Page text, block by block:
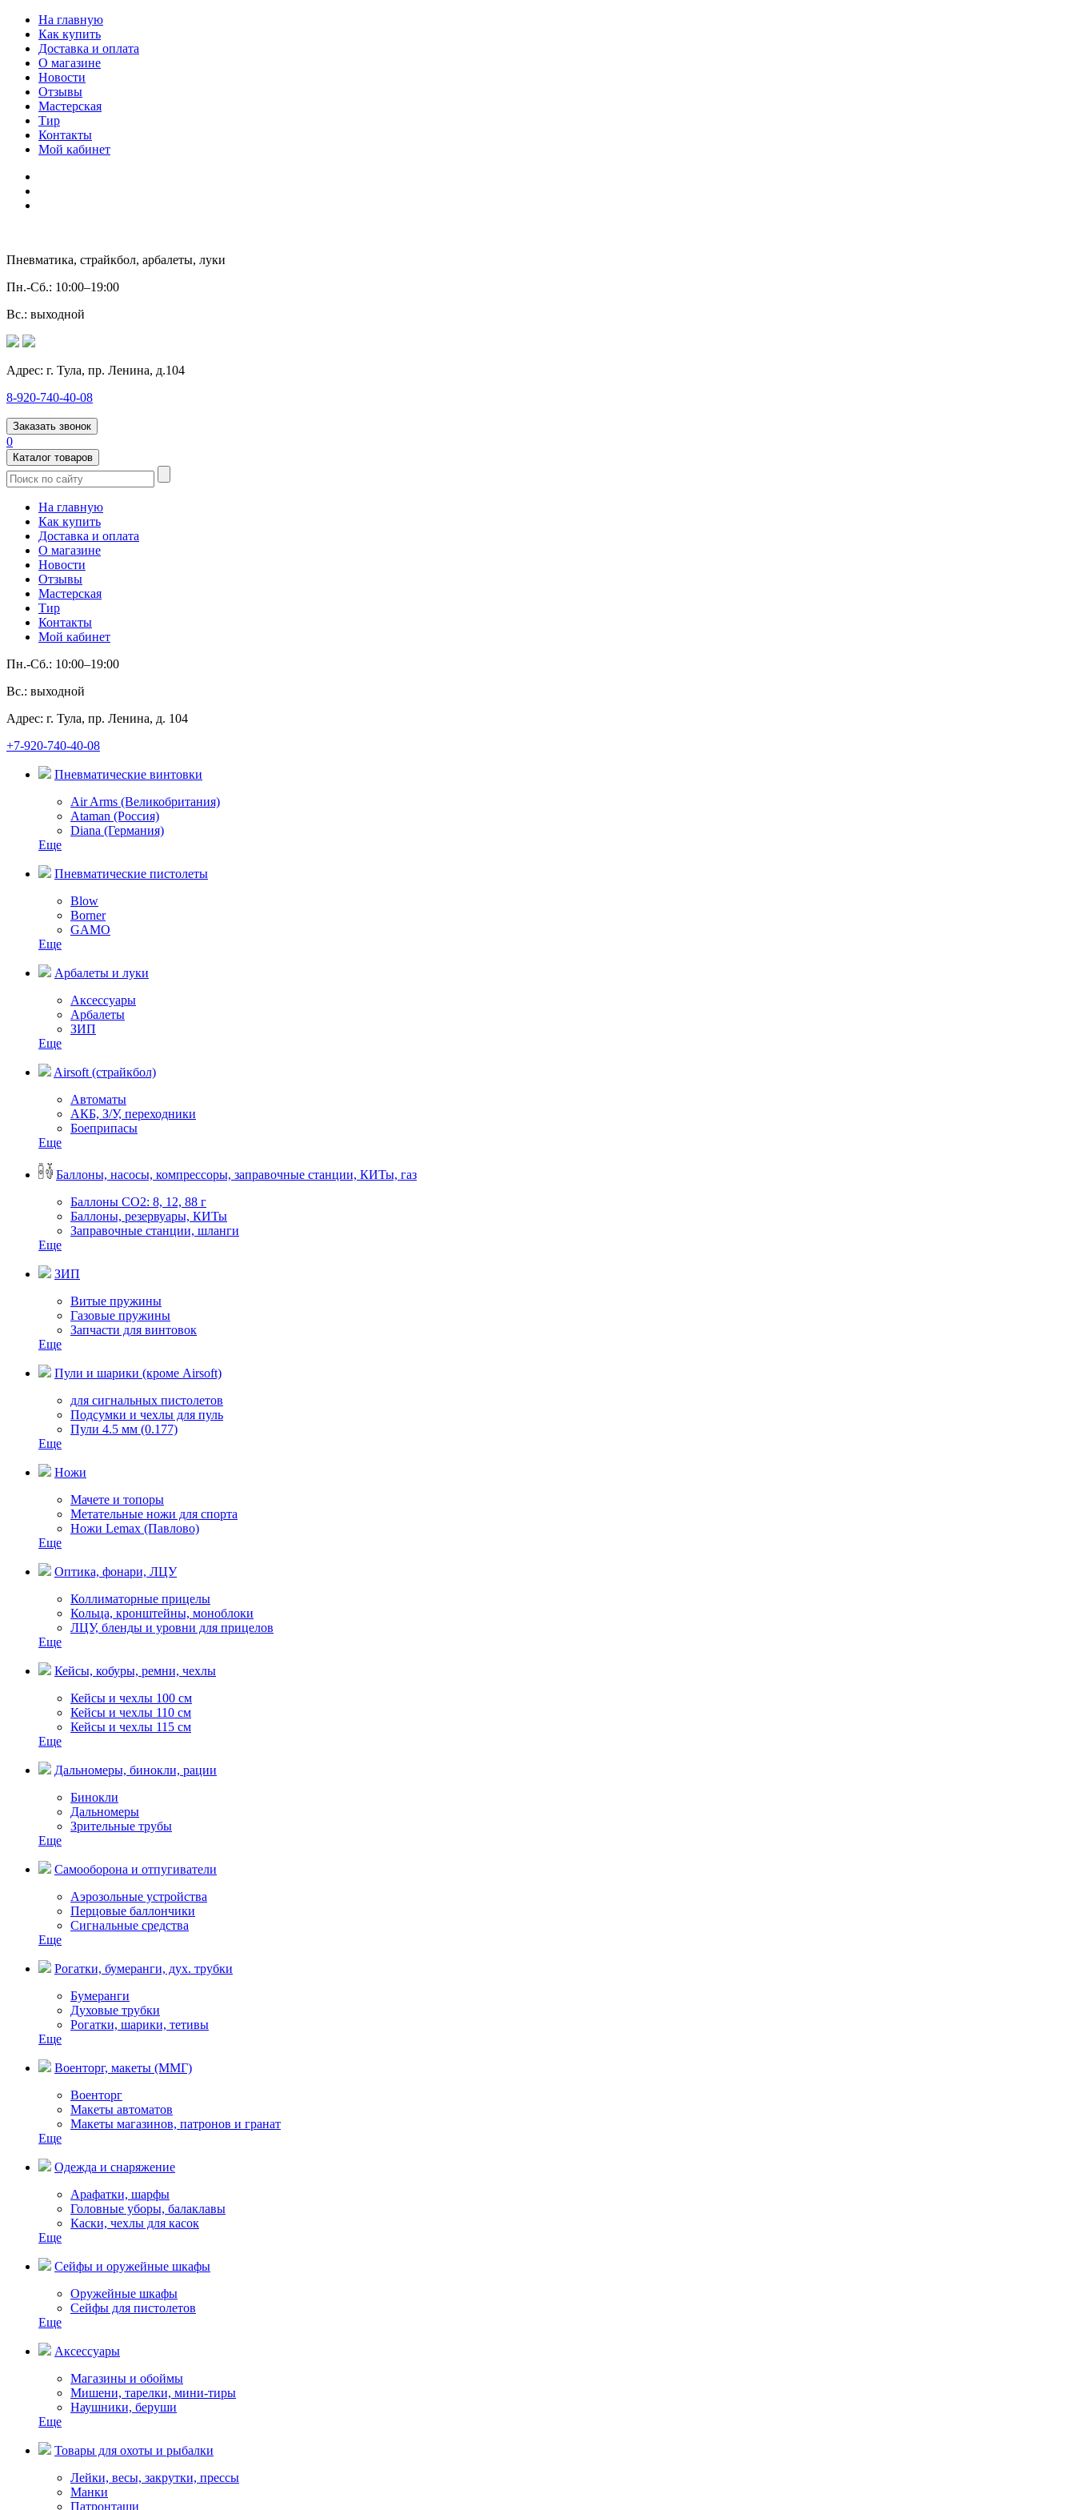
На главную
Как купить
Доставка и оплата
О магазине
Новости
Отзывы
Мастерская
Тир
Контакты
Мой кабинет
Пневматика, страйкбол, арбалеты, луки
Пн.-Сб.: 10:00–19:00
Вс.: выходной
Адрес: г. Тула, пр. Ленина, д.104
8-920-740-40-08
Заказать звонок
0
Каталог товаров
На главную
Как купить
Доставка и оплата
О магазине
Новости
Отзывы
Мастерская
Тир
Контакты
Мой кабинет
Пн.-Сб.: 10:00–19:00
Вс.: выходной
Адрес: г. Тула, пр. Ленина, д. 104
+7-920-740-40-08
Пневматические винтовки
Air Arms (Великобритания)
Ataman (Россия)
Diana (Германия)
Еще
Пневматические пистолеты
Blow
Borner
GAMO
Еще
Арбалеты и луки
Аксессуары
Арбалеты
ЗИП
Еще
Airsoft (страйкбол)
Автоматы
АКБ, З/У, переходники
Боеприпасы
Еще
Баллоны, насосы, компрессоры, заправочные станции, КИТы, газ
Баллоны СО2: 8, 12, 88 г
Баллоны, резервуары, КИТы
Заправочные станции, шланги
Еще
ЗИП
Витые пружины
Газовые пружины
Запчасти для винтовок
Еще
Пули и шарики (кроме Airsoft)
для сигнальных пистолетов
Подсумки и чехлы для пуль
Пули 4.5 мм (0.177)
Еще
Ножи
Мачете и топоры
Метательные ножи для спорта
Ножи Lemax (Павлово)
Еще
Оптика, фонари, ЛЦУ
Коллиматорные прицелы
Кольца, кронштейны, моноблоки
ЛЦУ, бленды и уровни для прицелов
Еще
Кейсы, кобуры, ремни, чехлы
Кейсы и чехлы 100 см
Кейсы и чехлы 110 см
Кейсы и чехлы 115 см
Еще
Дальномеры, бинокли, рации
Бинокли
Дальномеры
Зрительные трубы
Еще
Самооборона и отпугиватели
Аэрозольные устройства
Перцовые баллончики
Сигнальные средства
Еще
Рогатки, бумеранги, дух. трубки
Бумеранги
Духовые трубки
Рогатки, шарики, тетивы
Еще
Военторг, макеты (ММГ)
Военторг
Макеты автоматов
Макеты магазинов, патронов и гранат
Еще
Одежда и снаряжение
Арафатки, шарфы
Головные уборы, балаклавы
Каски, чехлы для касок
Еще
Сейфы и оружейные шкафы
Оружейные шкафы
Сейфы для пистолетов
Еще
Аксессуары
Магазины и обоймы
Мишени, тарелки, мини-тиры
Наушники, беруши
Еще
Товары для охоты и рыбалки
Лейки, весы, закрутки, прессы
Манки
Патронташи